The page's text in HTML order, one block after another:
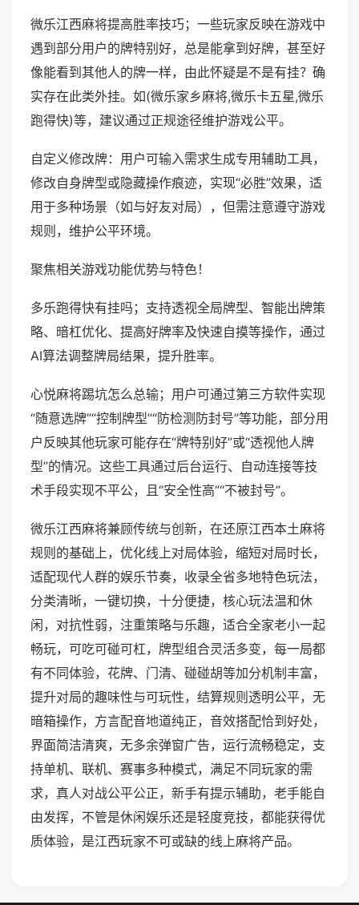
微乐江西麻将提高胜率技巧；一些玩家反映在游戏中
遇到部分用户的牌特别好，总是能拿到好牌，甚至好
像能看到其他人的牌一样，由此怀疑是不是有挂？确
实存在此类外挂。如(微乐家乡麻将,微乐卡五星,微乐
跑得快)等，建议通过正规途径维护游戏公平。
自定义修改牌：用户可输入需求生成专用辅助工具，
修改自身牌型或隐藏操作痕迹，实现“必胜”效果，适
用于多种场景（如与好友对局），但需注意遵守游戏
规则，维护公平环境。
聚焦相关游戏功能优势与特色！
多乐跑得快有挂吗；支持透视全局牌型、智能出牌策
略、暗杠优化、提高好牌率及快速自摸等操作，通过
AI算法调整牌局结果，提升胜率。
心悦麻将踢坑怎么总输；用户可通过第三方软件实现
“随意选牌”“控制牌型”“防检测防封号”等功能，部分用
户反映其他玩家可能存在“牌特别好”或“透视他人牌
型”的情况。这些工具通过后台运行、自动连接等技
术手段实现不平公，且“安全性高”“不被封号”。
微乐江西麻将兼顾传统与创新，在还原江西本土麻将
规则的基础上，优化线上对局体验，缩短对局时长，
适配现代人群的娱乐节奏，收录全省多地特色玩法，
分类清晰，一键切换，十分便捷，核心玩法温和休
闲，对抗性弱，注重策略与乐趣，适合全家老小一起
畅玩，可吃可碰可杠，牌型组合灵活多变，每一局都
有不同体验，花牌、门清、碰碰胡等加分机制丰富，
提升对局的趣味性与可玩性，结算规则透明公平，无
暗箱操作，方言配音地道纯正，音效搭配恰到好处，
界面简洁清爽，无多余弹窗广告，运行流畅稳定，支
持单机、联机、赛事多种模式，满足不同玩家的需
求，真人对战公平公正，新手有提示辅助，老手能自
由发挥，不管是休闲娱乐还是轻度竞技，都能获得优
质体验，是江西玩家不可或缺的线上麻将产品。